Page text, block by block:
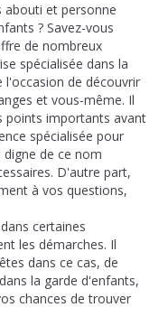
et personne
? Savez-vous
de nombreux
spécialisée dans la
de découvrir
et vous-même. Il
points importants avant
spécialisée pour
de ce nom
D'autre part,
à vos questions,
certaines
les démarches. Il
dans ce cas, de
la garde d'enfants,
chances de trouver